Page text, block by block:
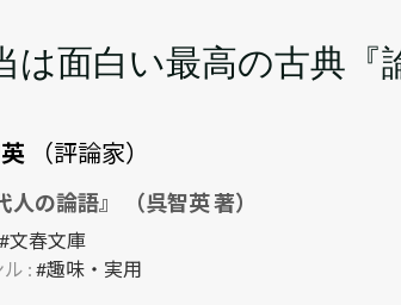
は面白い最高の古典『
（評論家）
人の論語』 （呉智英 著）
#文春文庫
: #趣味・実用